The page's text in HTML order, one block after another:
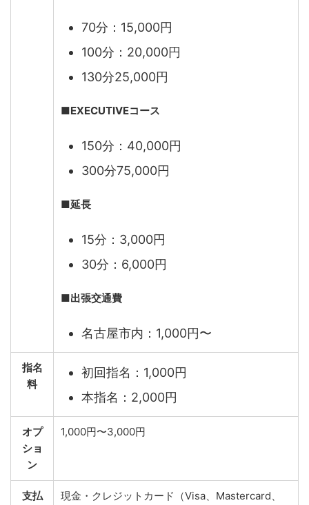
70分：15,000円
100分：20,000円
130分25,000円
■EXECUTIVEコース
150分：40,000円
300分75,000円
■延長
15分：3,000円
30分：6,000円
■出張交通費
名古屋市内：1,000円〜
指名
料
初回指名：1,000円
本指名：2,000円
オプ
ショ
ン
1,000円〜3,000円
支払
現金・クレジットカード（Visa、Mastercard、